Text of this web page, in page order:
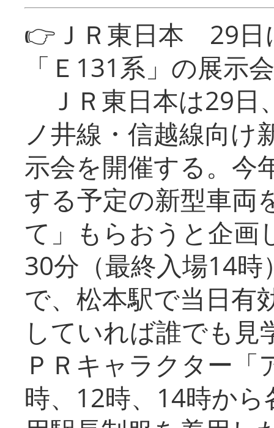
👉ＪＲ東日本 29日
「Ｅ131系」の展示会
ＪＲ東日本は29日
ノ井線・信越線向け
示会を開催する。今
する予定の新型車両
て」もらおうと企画
30分（最終入場14
で、松本駅で当日有
していれば誰でも
ＰＲキャラクター
時、12時、14時か